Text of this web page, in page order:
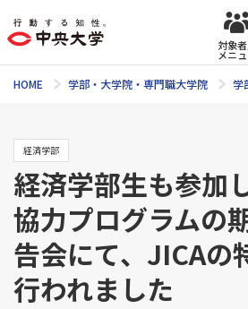
対象
メニ
HOME 学部・大学院・専門職大学院 学
経済学部
経済学部生も参加
協力プログラムの
告会にて、JICAの
行われました